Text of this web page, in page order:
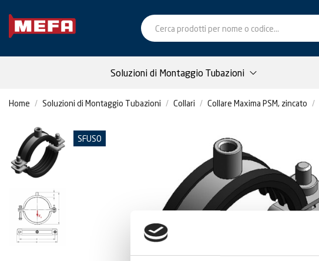
Soluzioni di Montaggio Tubazioni
Home Soluzioni di Montaggio Tubazioni Collari Collare Maxima PSM, zincato
SFUSO